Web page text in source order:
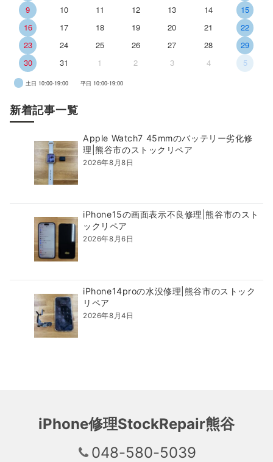
9
10 11 12 13 14
15
16
17 18 19 20 21
22
23
24 25 26 27 28
29
30
31 1 2 3 4 5
土日 10:00-19:00 平日 10:00-19:00
新着記事一覧
Apple Watch7 45mmのバッテリー劣化修
理|熊谷市のストックリペア
2026年8月8日
iPhone15の画面表示不良修理|熊谷市のスト
ックリペア
2026年8月6日
iPhone14proの水没修理|熊谷市のストック
リペア
2026年8月4日
iPhone修理StockRepair熊谷
048-580-5039